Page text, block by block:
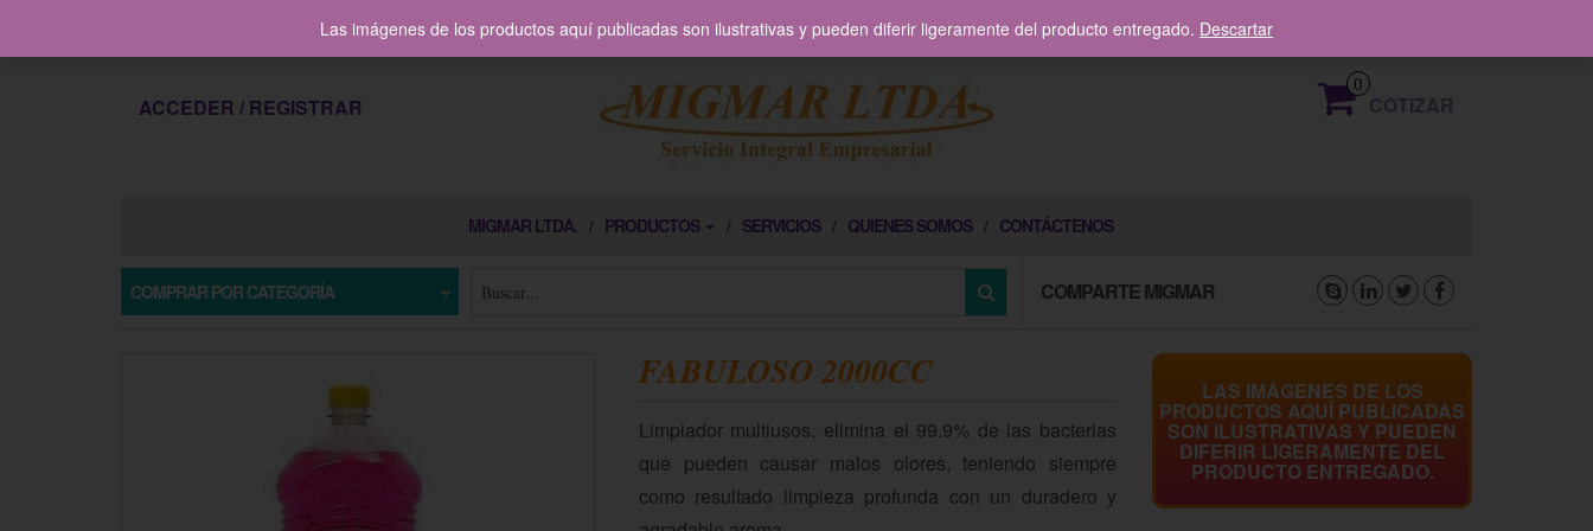
contacto@migmarltda.com
ACCEDER / REGISTRAR
0
COTIZAR
MIGMAR LTDA. PRODUCTOS SERVICIOS QUIENES SOMOS CONTÁCTENOS
COMPRAR POR CATEGORÍA COMPARTE MIGMAR
FABULOSO 2000CC
Limpiador multiusos, elimina el 99.9% de las bacterias
que pueden causar malos olores, teniendo siempre
como resultado limpieza profunda con un duradero y
LAS IMÁGENES DE LOS
PRODUCTOS AQUÍ PUBLICADAS
SON ILUSTRATIVAS Y PUEDEN
DIFERIR LIGERAMENTE DEL
PRODUCTO ENTREGADO.
Las imágenes de los productos aquí publicadas son ilustrativas y pueden diferir ligeramente del producto entregado. Descartar